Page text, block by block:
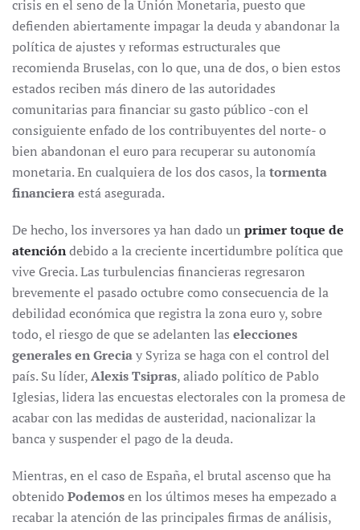
crisis en el seno de la Unión Monetaria, puesto que
defienden abiertamente impagar la deuda y abandonar la
política de ajustes y reformas estructurales que
recomienda Bruselas, con lo que, una de dos, o bien estos
estados reciben más dinero de las autoridades
comunitarias para financiar su gasto público -con el
consiguiente enfado de los contribuyentes del norte- o
bien abandonan el euro para recuperar su autonomía
monetaria. En cualquiera de los dos casos, latormenta
financieraestá asegurada.
De hecho, los inversores ya han dado un primer toque de
atencióndebido a la creciente incertidumbre política que
vive Grecia. Las turbulencias financieras regresaron
brevemente el pasado octubre como consecuencia de la
debilidad económica que registra la zona euro y, sobre
todo, el riesgo de que se adelanten las elecciones
generales en Greciay Syriza se haga con el control del
país. Su líder,Alexis Tsipras, aliado político de Pablo
Iglesias, lidera las encuestas electorales con la promesa de
acabar con las medidas de austeridad, nacionalizar la
banca y suspender el pago de la deuda.
Mientras, en el caso de España, el brutal ascenso que ha
obtenido Podemosen los últimos meses ha empezado a
recabar la atención de las principales firmas de análisis,